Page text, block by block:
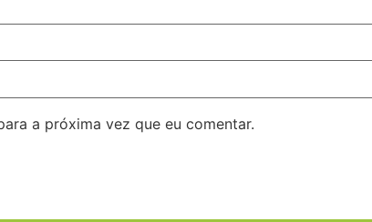
a próxima vez que eu comentar.